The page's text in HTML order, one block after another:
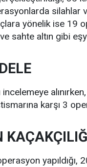
silahlar
yönelik ise 19
sahte altın gibi
karşı 3
yapıldığı,